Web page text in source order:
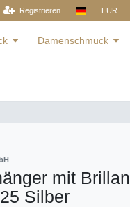
Registrieren EUR
Damenschmuck
mit
Silber